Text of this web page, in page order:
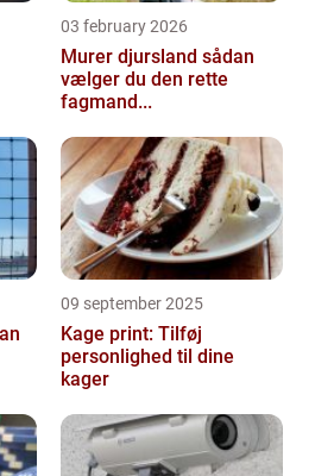
03 february 2026
Murer djursland sådan
vælger du den rette
fagmand...
09 september 2025
Kage print: Tilføj
personlighed til dine
kager